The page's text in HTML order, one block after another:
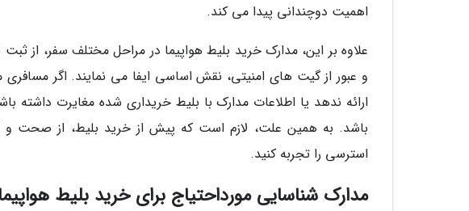
اهمیت دوچندانی پیدا می کند.
علاوه بر این، مدارک خرید بلیط هواپیما در مراحل مختلف سفر، از
و عبور از گیت های امنیتی، نقش اساسی ایفا می نمایند. اگر
ارائه ندهد یا اطلاعات مدارک با بلیط خریداری شده مغایرت داشته
باشد. به همین علت، لازم است که پیش از خرید بلیط، از صحت و
استرسی را تجربه کنید.
مدارک شناسایی مورداحتیاج برای خرید بلیط